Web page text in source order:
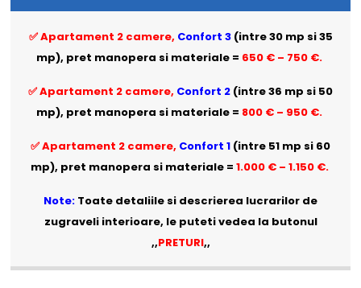
✅ Apartament 2 camere, Confort 3(intre 30 mp si 35
mp), pret manopera si materiale = 650 € – 750 €.
✅ Apartament 2 camere, Confort 2 (intre 36 mp si 50
mp), pret manopera si materiale = 800 € – 950 €.
✅ Apartament 2 camere, Confort 1 (intre 51 mp si 60
mp), pret manopera si materiale = 1.000 € – 1.150 €.
Note: Toate detaliile si descrierea lucrarilor de
zugraveli interioare, le puteti vedea la butonul
,,PRETURI,,